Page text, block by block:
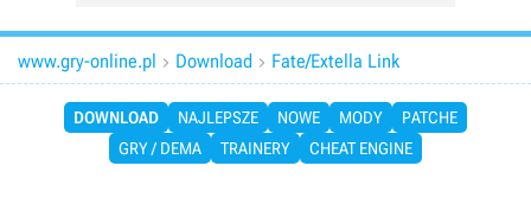
www.gry-online.pl  Download  Fate/Extella Link
DOWNLOAD NAJLEPSZE NOWE MODY
PATCHE
GRY / DEMA
TRAINERY CHEAT ENGINE